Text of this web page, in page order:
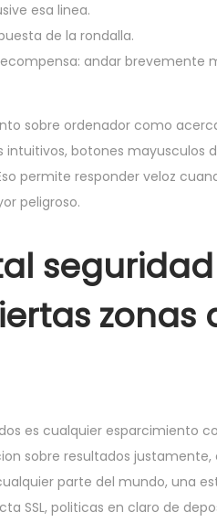
esa linea.
de la rondalla.
andar brevemente
sobre ordenador como
botones mayusculos
permite responder veloz
peligroso.
seguridad
zonas
es cualquier esparcimiento
sobre resultados justamente,
parte del mundo, una
SSL, politicas en claro de